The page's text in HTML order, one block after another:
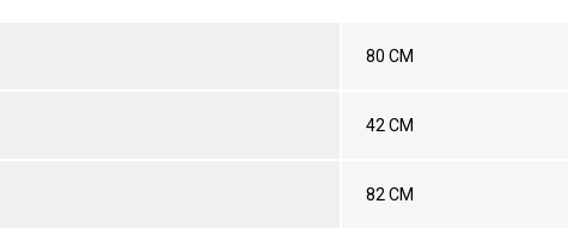
80 CM
42 CM
82 CM